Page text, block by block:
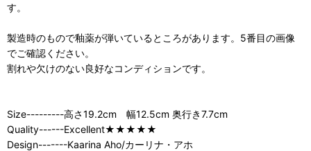
す。
製造時のもので釉薬が弾いているところがあります。5番目の画像
でご確認ください。
割れや欠けのない良好なコンディションです。
Size---------高さ19.2cm 幅12.5cm 奥行き7.7cm
Quality------Excellent★★★★★
Design-------Kaarina Aho/カーリナ・アホ